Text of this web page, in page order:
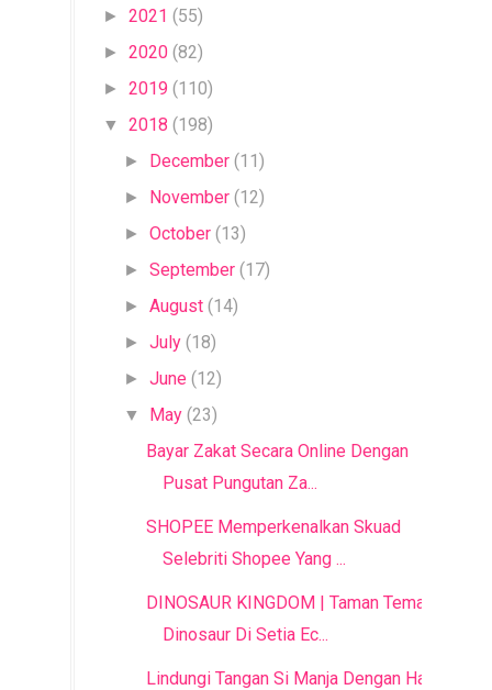
► 2021 (55)
► 2020 (82)
► 2019 (110)
▼ 2018 (198)
► December (11)
► November (12)
►October (13)
►September (17)
►August (14)
►July (18)
►June (12)
▼ May (23)
Bayar Zakat Secara Online Dengan
Pusat Pungutan Za...
SHOPEE Memperkenalkan Skuad
Selebriti Shopee Yang ...
DINOSAUR KINGDOM | Taman Tema
Dinosaur Di Setia Ec...
Lindungi Tangan Si Manja Dengan Hand